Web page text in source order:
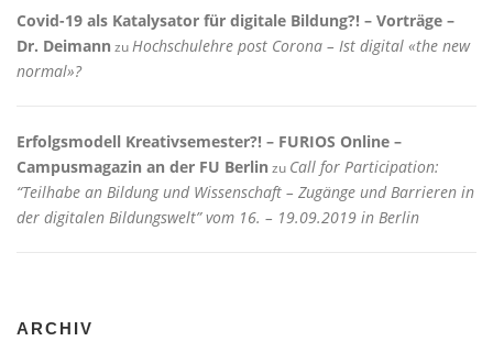
Covid-19 als Katalysator für digitale Bildung?! – Vorträge –
Dr. Deimann zu Hochschulehre post Corona – Ist digital «the new
normal»?
Erfolgsmodell Kreativsemester?! – FURIOS Online –
Campusmagazin an der FU Berlin zu Call for Participation:
“Teilhabe an Bildung und Wissenschaft – Zugänge und Barrieren in
der digitalen Bildungswelt” vom 16. – 19.09.2019 in Berlin
ARCHIV